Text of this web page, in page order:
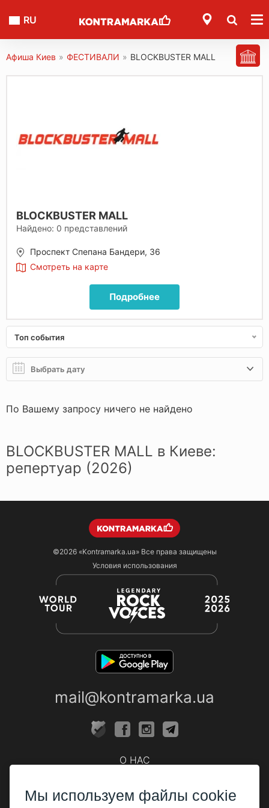
RU
Афиша Киев » ФЕСТИВАЛИ » BLOCKBUSTER MALL
BLOCKBUSTER MALL
Найдено: 0 представлений
Проспект Спепана Бандери, 36
Смотреть на карте
Подробнее
Топ события
По Вашему запросу ничего не найдено
BLOCKBUSTER MALL в Киеве:
репертуар (2026)
©2026 «Kontramarka.ua»Все права защищены
Условия использования
mail@kontramarka.ua
О НАС
Мы используем файлы cookie